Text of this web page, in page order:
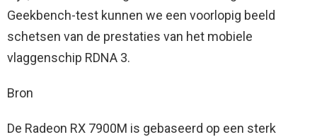
Geekbench-test kunnen we een voorlopig beeld
schetsen van de prestaties van het mobiele
vlaggenschip RDNA 3.
Bron
De Radeon RX 7900M is gebaseerd op een sterk